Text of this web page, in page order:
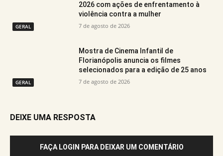
GERAL
2026 com ações de enfrentamento à
violência contra a mulher
7 de agosto de 2026
GERAL
Mostra de Cinema Infantil de
Florianópolis anuncia os filmes
selecionados para a edição de 25 anos
7 de agosto de 2026
DEIXE UMA RESPOSTA
FAÇA LOGIN PARA DEIXAR UM COMENTÁRIO